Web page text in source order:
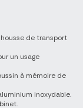
de transport
un usage
à mémoire de
inoxydable.